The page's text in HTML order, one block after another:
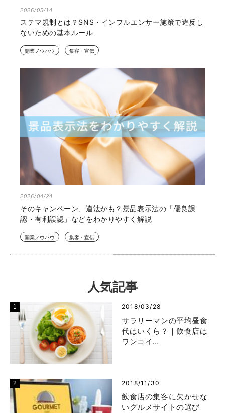
2026/05/14
ステマ規制とは？SNS・インフルエンサー施策で違反し
ないための基本ルール
開業ノウハウ 集客・宣伝
2026/04/24
そのキャンペーン、違法かも？景品表示法の「優良誤
認・有利誤認」などをわかりやすく解説
開業ノウハウ 集客・宣伝
人気記事
2018/03/28
サラリーマンの平均昼食
代はいくら？｜飲食店は
ワンコイ…
2018/11/30
飲食店の集客に欠かせな
いグルメサイトの選び